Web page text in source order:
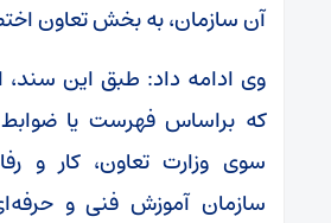
آن سازمان، به بخش تعاون
وی ادامه داد: طبق این سند،
که براساس فهرست یا
سوی وزارت تعاون، کار و
سازمان آموزش فنی و